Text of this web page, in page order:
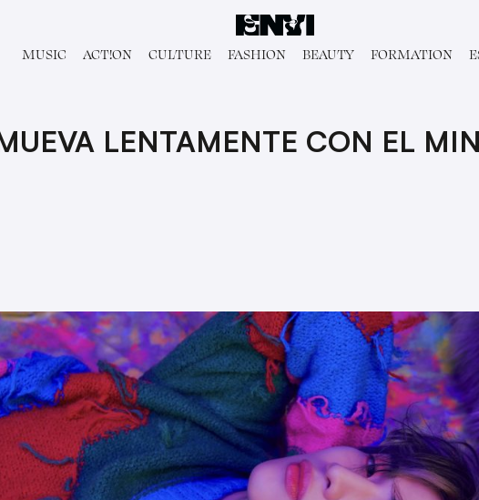
MUSIC ACT!ON CULTURE FASHION BEAUTY FORMATION
LENTAMENTE CON EL